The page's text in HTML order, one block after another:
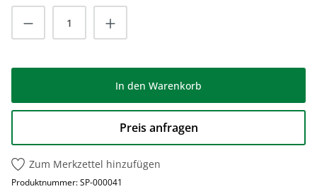
Produkt Anzahl: Gib den gewünschten
In den Warenkorb
Preis anfragen
Zum Merkzettel hinzufügen
Produktnummer:SP-000041